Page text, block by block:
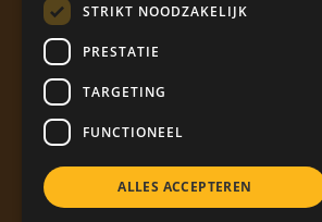
Volg Bierolade op social media
LinkedIn
STRIKT NOODZAKELIJK
PRESTATIE
TARGETING
FUNCTIONEEL
ALLES ACCEPTEREN